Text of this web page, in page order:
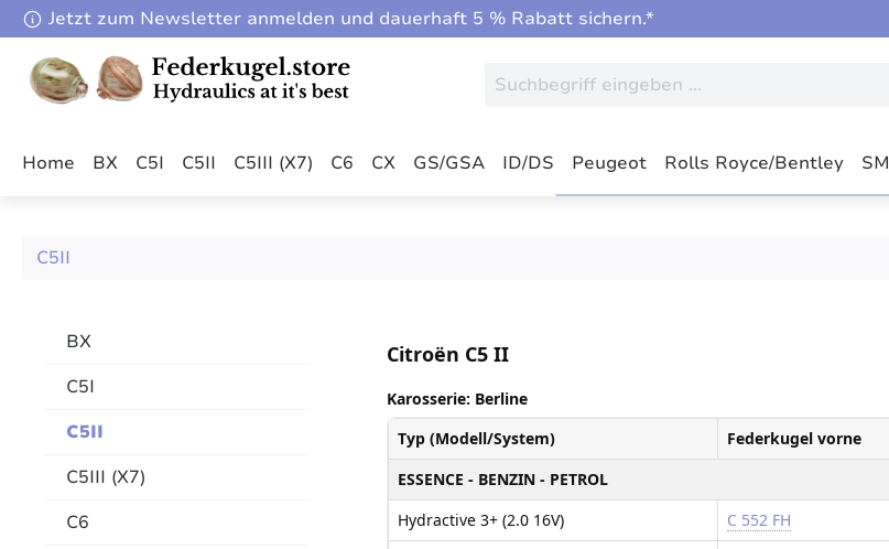
Hauptinhalt springen
Zur Suche springen
Zur Hauptnavigation springen
Jetzt zum Newsletter anmelden und dauerhaft 5 % Rabatt sichern.*
Home BX C5I C5II C5III (X7) C6 CX GS/GSA ID/DS Peugeot Rolls Royce/Bentley SM
C5II
BX
C5I
C5II
C5III (X7)
C6
Citroën C5 II
Karosserie: Berline
Typ (Modell/System)
Federkugel vorne
ESSENCE - BENZIN - PETROL
Hydractive 3+ (2.0 16V)
C 552 FH